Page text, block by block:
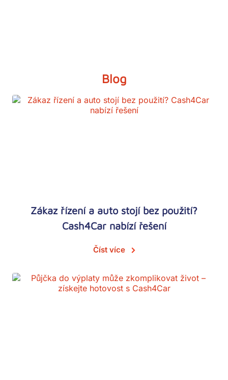
Blog
Zákaz řízení a auto stojí bez použití?
Cash4Car nabízí řešení
Číst více